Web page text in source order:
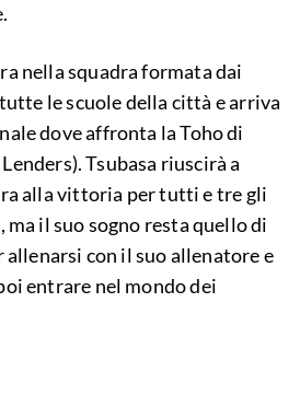
nella squadra formata dai
le scuole della città e arriva
dove affronta la Toho di
Tsubasa riuscirà a
alla vittoria per tutti e tre gli
ma il suo sogno resta quello di
allenarsi con il suo allenatore e
entrare nel mondo dei